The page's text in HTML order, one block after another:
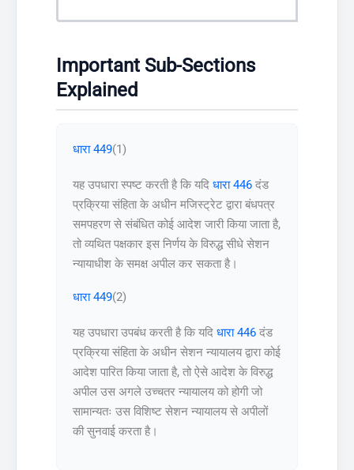
Important Sub-Sections
Explained
धारा 449(1)
यह उपधारा स्पष्ट करती है कि यदि धारा 446 दंड
प्रक्रिया संहिता के अधीन मजिस्ट्रेट द्वारा बंधपत्र
समपहरण से संबंधित कोई आदेश जारी किया जाता है,
तो व्यथित पक्षकार इस निर्णय के विरुद्ध सीधे सेशन
न्यायाधीश के समक्ष अपील कर सकता है।
धारा 449(2)
यह उपधारा उपबंध करती है कि यदि धारा 446 दंड
प्रक्रिया संहिता के अधीन सेशन न्यायालय द्वारा कोई
आदेश पारित किया जाता है, तो ऐसे आदेश के विरुद्ध
अपील उस अगले उच्चतर न्यायालय को होगी जो
सामान्यतः उस विशिष्ट सेशन न्यायालय से अपीलों
की सुनवाई करता है।